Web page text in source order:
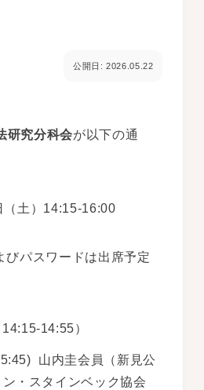
公開日: 2026.05.22
研究分科会が以下の通
（土）14:15-16:00
びパスワードは出席予定
14:55）
山内圭会員（新見公
・スタインベック協会